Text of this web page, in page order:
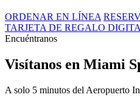
ORDENAR EN LÍNEA
TARJETA DE REGALO
Encuéntranos
Visítanos en Miami
A solo 5 minutos del Aeropuerto